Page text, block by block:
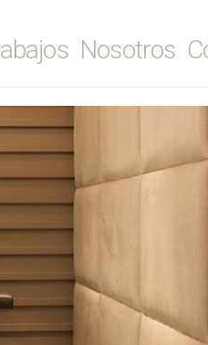
Nosotros